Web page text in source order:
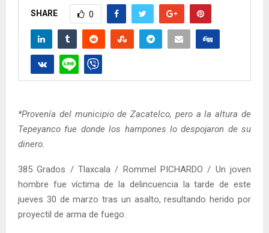
SHARE 0
*Provenía del municipio de Zacatelco, pero a la altura de
Tepeyanco fue donde los hampones lo despojaron de su
dinero.
385 Grados / Tlaxcala / Rommel PICHARDO / Un joven
hombre fue víctima de la delincuencia la tarde de este
jueves 30 de marzo tras un asalto, resultando herido por
proyectil de arma de fuego.